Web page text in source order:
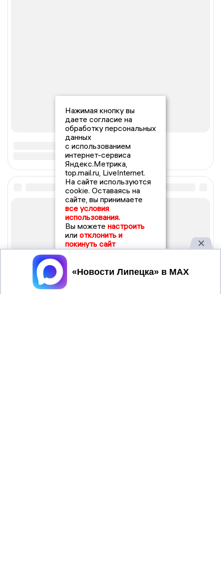
Нажимая кнопку вы
даете согласие на
обработку персональных
данных
с использованием
интернет-сервиса
Яндекс.Метрика,
top.mail.ru, LiveInternet.
На сайте используются
cookie. Оставаясь на
сайте, вы принимаете
все условия
использования.
Вы можете настроить
или отклонить и
покинуть сайт
Принять